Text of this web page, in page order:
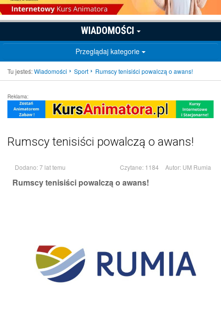
WIADOMOŚCI
Przeglądaj kategorie
Tu jesteś:Wiadomości Sport Rumscy tenisiści powalczą o awans!
Reklama:
Rumscy tenisiści powalczą o awans!
Dodano: 7 lat temu Czytane: 1184 Autor: UM Rumia
Rumscy tenisiści powalczą o awans!